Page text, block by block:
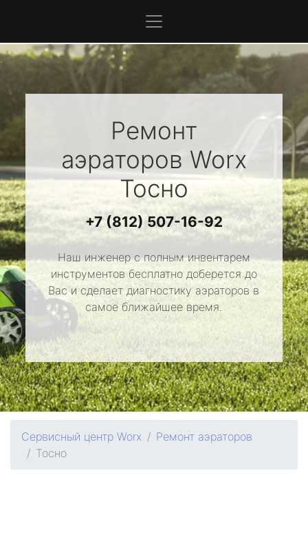
Ремонт
аэраторов Worx
Тосно
+7 (812) 507-16-92
Наш инженер с полным инвентарем
инструментов бесплатно доберется до
Вас и сделает диагностику аэраторов в
самое ближайшее время.
Сервисный центр Worx
Ремонт аэраторов
Тосно